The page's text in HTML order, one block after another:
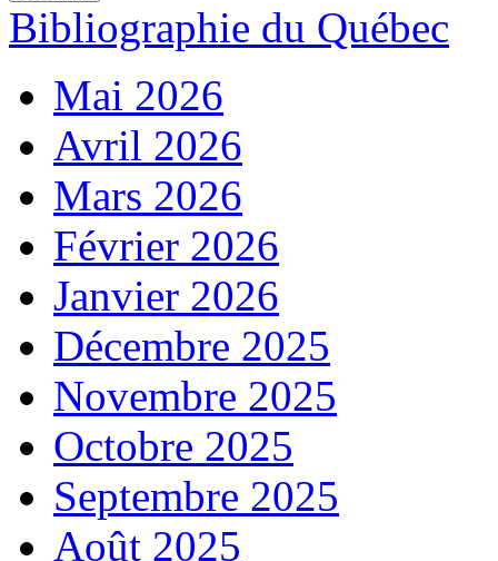
Bibliographie du Québec
Mai 2026
Avril 2026
Mars 2026
Février 2026
Janvier 2026
Décembre 2025
Novembre 2025
Octobre 2025
Septembre 2025
Août 2025